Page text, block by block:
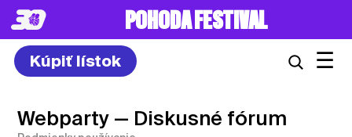
POHODA FESTIVAL
Kúpiť lístok ☰
Webparty — Diskusné fórum